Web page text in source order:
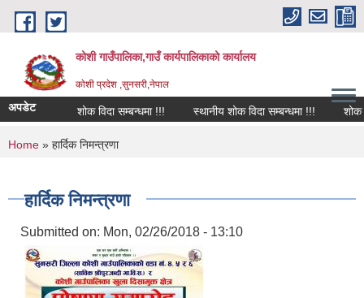
Skip to main content
कोशी गाउँपालिका,गाउँ कार्यपालिकाको कार्यालय
काेशी प्रदेश ,सुनसरी,नेपाल
अपडेट शोक विदा सम्बन्धमा !!! स्थानीय शोक विदा सम्बन्धमा !!! शोक
You are here
Home » हार्दिक निमन्त्रणा
हार्दिक निमन्त्रणा
Submitted on: Mon, 02/26/2018 - 13:10